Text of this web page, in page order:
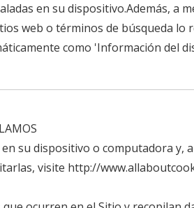
en su dispositivo.Además,
web o términos de búsqueda
como 'Información del
su dispositivo o computadora
visite http://